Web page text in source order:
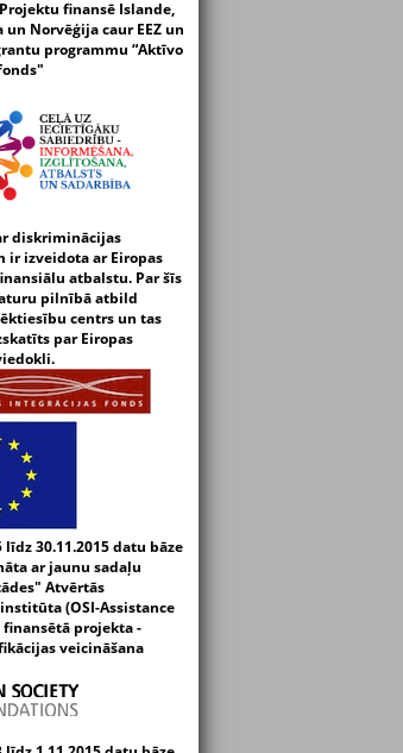
Projektu finansē Islande,
Norvēģija caur EEZ un
programmu “Aktīvo
diskriminācijas
ir izveidota ar Eiropas
atbalstu. Par šīs
pilnībā atbild
centrs un tas
par Eiropas
līdz 30.11.2015 datu bāze
ar jaunu sadaļu
Atvērtās
(OSI-Assistance
projekta -
veicināšana